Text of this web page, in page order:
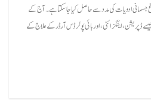
جسمانی ادویات کی مدد سے حاصل کیا جا سکتا ہے۔ آج کے
ڈپریشن، اینگزائٹی، اور بائی پولر ڈس آرڈر کے علاج کے